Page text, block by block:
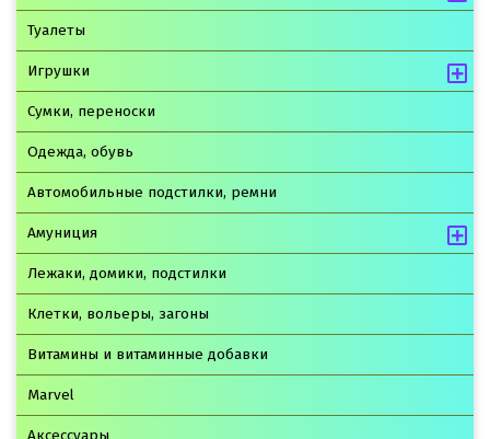
Туалеты
Игрушки
Сумки, переноски
Одежда, обувь
Автомобильные подстилки, ремни
Амуниция
Лежаки, домики, подстилки
Клетки, вольеры, загоны
Витамины и витаминные добавки
Marvel
Аксессуары